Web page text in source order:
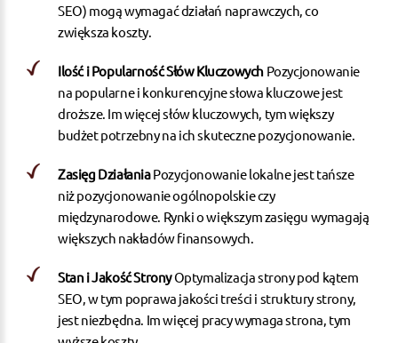
SEO) mogą wymagać działań naprawczych, co
zwiększa koszty.
Ilość i Popularność Słów Kluczowych Pozycjonowanie
na popularne i konkurencyjne słowa kluczowe jest
droższe. Im więcej słów kluczowych, tym większy
budżet potrzebny na ich skuteczne pozycjonowanie.
Zasięg DziałaniaPozycjonowanie lokalne jest tańsze
niż pozycjonowanie ogólnopolskie czy
międzynarodowe. Rynki o większym zasięgu wymagają
większych nakładów finansowych.
Stan i Jakość StronyOptymalizacja strony pod kątem
SEO, w tym poprawa jakości treści i struktury strony,
jest niezbędna. Im więcej pracy wymaga strona, tym